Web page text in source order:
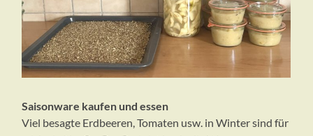
Saisonware kaufen und essen
Viel besagte Erdbeeren, Tomaten usw. in Winter sind für